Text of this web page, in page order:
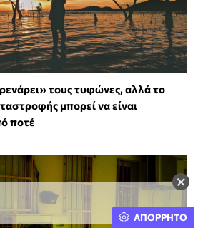
×
τους τυφώνες, αλλά το
μπορεί να είναι
ποτέ
ΑΠΟΡΡΗΤΟ